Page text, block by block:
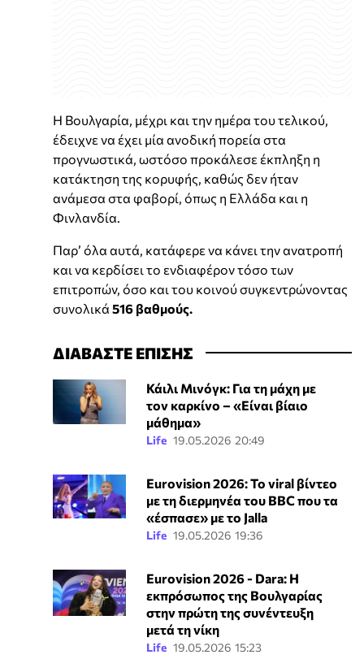
Η Βουλγαρία, μέχρι και την ημέρα του τελικού,
έδειχνε να έχει μία ανοδική πορεία στα
προγνωστικά, ωστόσο προκάλεσε έκπληξη η
κατάκτηση της κορυφής, καθώς δεν ήταν
ανάμεσα στα φαβορί, όπως η Ελλάδα και η
Φινλανδία.
Παρ’ όλα αυτά, κατάφερε να κάνει την ανατροπή
και να κερδίσει το ενδιαφέρον τόσο των
επιτροπών, όσο και του κοινού συγκεντρώνοντας
συνολικά 516 βαθμούς.
ΔΙΑΒΑΣΤΕ ΕΠΙΣΗΣ
Κάιλι Μινόγκ: Για τη μάχη με
τον καρκίνο – «Είναι βίαιο
μάθημα»
Life 19.05.2026 20:49
Eurovision 2026: Το viral βίντεο
με τη διερμηνέα του BBC που τα
«έσπασε» με το Jalla
Life 19.05.2026 19:36
Eurovision 2026 - Dara: Η
εκπρόσωπος της Βουλγαρίας
στην πρώτη της συνέντευξη
μετά τη νίκη
Life 19.05.2026 15:23